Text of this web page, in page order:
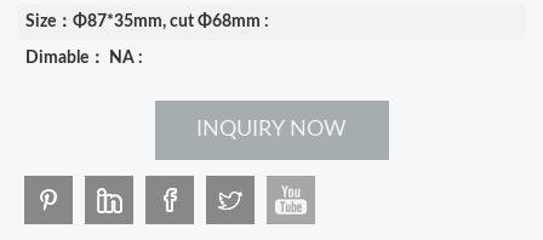
Size：Φ87*35mm, cut Φ68mm :
Dimable： NA :
INQUIRY NOW